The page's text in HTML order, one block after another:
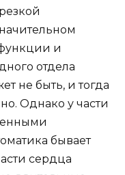
и
отдела
не быть, и тогда
Однако у части
бывает
сердца